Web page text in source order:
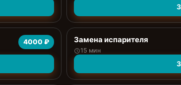
4000 ₽ Замена испарителя
15 мин